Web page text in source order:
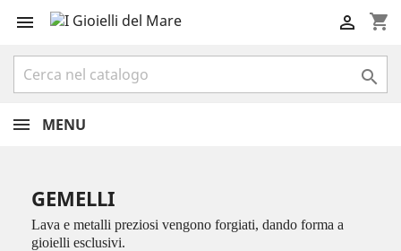
 shopping_cart


MENU
GEMELLI
Lava e metalli preziosi vengono forgiati, dando forma a
gioielli esclusivi.